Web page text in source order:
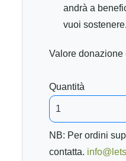
andrà a
vuoi sostenere.
Valore donazione
Quantità
NB: Per ordini
contatta.